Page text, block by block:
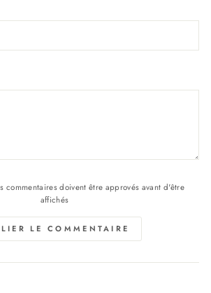
commentaires doivent être approvés avant d'être
affichés
LE COMMENTAIRE